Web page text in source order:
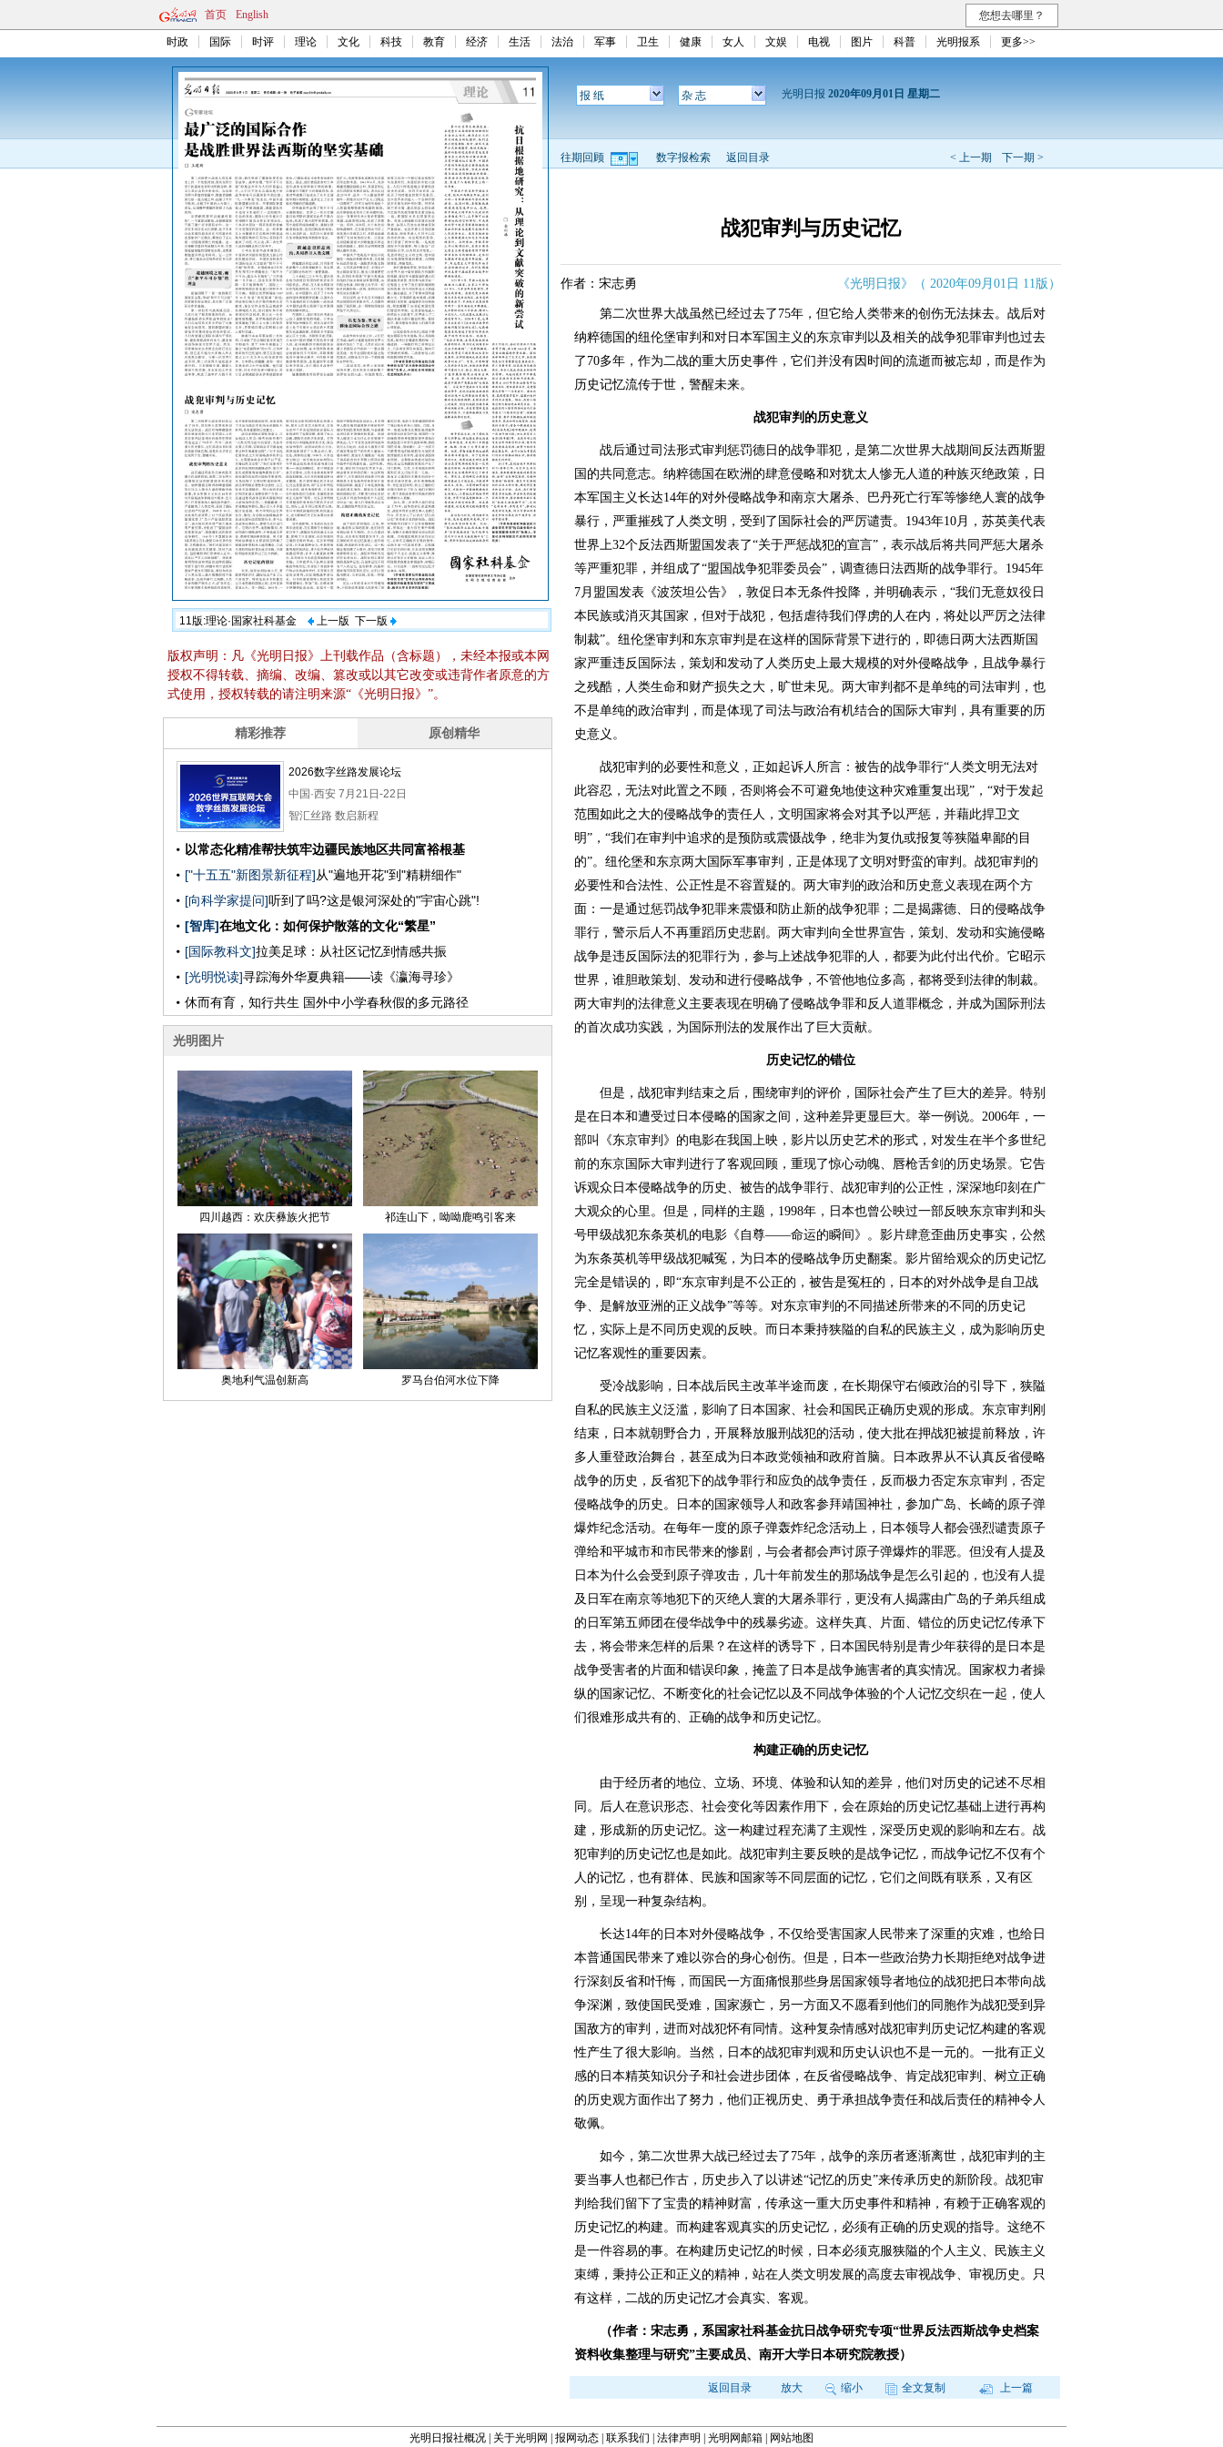
首页 English 您想去哪里？
时政 国际 时评 理论 文化 科技 教育 经济 生活 法治 军事 卫生 健康 女人 文娱 电视 图片 科普 光明报系 更多>>
11版:理论·国家社科基金 上一版 下一版
版权声明：凡《光明日报》上刊载作品（含标题），未经本报或本网
授权不得转载、摘编、改编、篡改或以其它改变或违背作者原意的方
式使用，授权转载的请注明来源“《光明日报》”。
报 纸 杂 志 光明日报 2020年09月01日 星期二
< 上一期 下一期 >
往期回顾 数字报检索 返回目录
战犯审判与历史记忆
作者：宋志勇 《光明日报》（ 2020年09月01日 11版）
第二次世界大战虽然已经过去了75年，但它给人类带来的创伤无法抹去。战后对
纳粹德国的纽伦堡审判和对日本军国主义的东京审判以及相关的战争犯罪审判也过去
了70多年，作为二战的重大历史事件，它们并没有因时间的流逝而被忘却，而是作为
历史记忆流传于世，警醒未来。
战犯审判的历史意义
战后通过司法形式审判惩罚德日的战争罪犯，是第二次世界大战期间反法西斯盟
国的共同意志。纳粹德国在欧洲的肆意侵略和对犹太人惨无人道的种族灭绝政策，日
本军国主义长达14年的对外侵略战争和南京大屠杀、巴丹死亡行军等惨绝人寰的战争
暴行，严重摧残了人类文明，受到了国际社会的严厉谴责。1943年10月，苏英美代表
世界上32个反法西斯盟国发表了“关于严惩战犯的宣言”，表示战后将共同严惩大屠杀
等严重犯罪，并组成了“盟国战争犯罪委员会”，调查德日法西斯的战争罪行。1945年
7月盟国发表《波茨坦公告》，敦促日本无条件投降，并明确表示，“我们无意奴役日
本民族或消灭其国家，但对于战犯，包括虐待我们俘虏的人在内，将处以严厉之法律
制裁”。纽伦堡审判和东京审判是在这样的国际背景下进行的，即德日两大法西斯国
家严重违反国际法，策划和发动了人类历史上最大规模的对外侵略战争，且战争暴行
之残酷，人类生命和财产损失之大，旷世未见。两大审判都不是单纯的司法审判，也
不是单纯的政治审判，而是体现了司法与政治有机结合的国际大审判，具有重要的历
史意义。
战犯审判的必要性和意义，正如起诉人所言：被告的战争罪行“人类文明无法对
此容忍，无法对此置之不顾，否则将会不可避免地使这种灾难重复出现”，“对于发起
范围如此之大的侵略战争的责任人，文明国家将会对其予以严惩，并藉此捍卫文
明”，“我们在审判中追求的是预防或震慑战争，绝非为复仇或报复等狭隘卑鄙的目
的”。纽伦堡和东京两大国际军事审判，正是体现了文明对野蛮的审判。战犯审判的
必要性和合法性、公正性是不容置疑的。两大审判的政治和历史意义表现在两个方
面：一是通过惩罚战争犯罪来震慑和防止新的战争犯罪；二是揭露德、日的侵略战争
罪行，警示后人不再重蹈历史悲剧。两大审判向全世界宣告，策划、发动和实施侵略
战争是违反国际法的犯罪行为，参与上述战争犯罪的人，都要为此付出代价。它昭示
世界，谁胆敢策划、发动和进行侵略战争，不管他地位多高，都将受到法律的制裁。
两大审判的法律意义主要表现在明确了侵略战争罪和反人道罪概念，并成为国际刑法
的首次成功实践，为国际刑法的发展作出了巨大贡献。
历史记忆的错位
但是，战犯审判结束之后，围绕审判的评价，国际社会产生了巨大的差异。特别
是在日本和遭受过日本侵略的国家之间，这种差异更显巨大。举一例说。2006年，一
部叫《东京审判》的电影在我国上映，影片以历史艺术的形式，对发生在半个多世纪
前的东京国际大审判进行了客观回顾，重现了惊心动魄、唇枪舌剑的历史场景。它告
诉观众日本侵略战争的历史、被告的战争罪行、战犯审判的公正性，深深地印刻在广
大观众的心里。但是，同样的主题，1998年，日本也曾公映过一部反映东京审判和头
号甲级战犯东条英机的电影《自尊——命运的瞬间》。影片肆意歪曲历史事实，公然
为东条英机等甲级战犯喊冤，为日本的侵略战争历史翻案。影片留给观众的历史记忆
完全是错误的，即“东京审判是不公正的，被告是冤枉的，日本的对外战争是自卫战
争、是解放亚洲的正义战争”等等。对东京审判的不同描述所带来的不同的历史记
忆，实际上是不同历史观的反映。而日本秉持狭隘的自私的民族主义，成为影响历史
记忆客观性的重要因素。
受冷战影响，日本战后民主改革半途而废，在长期保守右倾政治的引导下，狭隘
自私的民族主义泛滥，影响了日本国家、社会和国民正确历史观的形成。东京审判刚
结束，日本就朝野合力，开展释放服刑战犯的活动，使大批在押战犯被提前释放，许
多人重登政治舞台，甚至成为日本政党领袖和政府首脑。日本政界从不认真反省侵略
战争的历史，反省犯下的战争罪行和应负的战争责任，反而极力否定东京审判，否定
侵略战争的历史。日本的国家领导人和政客参拜靖国神社，参加广岛、长崎的原子弹
爆炸纪念活动。在每年一度的原子弹轰炸纪念活动上，日本领导人都会强烈谴责原子
弹给和平城市和市民带来的惨剧，与会者都会声讨原子弹爆炸的罪恶。但没有人提及
日本为什么会受到原子弹攻击，几十年前发生的那场战争是怎么引起的，也没有人提
及日军在南京等地犯下的灭绝人寰的大屠杀罪行，更没有人揭露由广岛的子弟兵组成
的日军第五师团在侵华战争中的残暴劣迹。这样失真、片面、错位的历史记忆传承下
去，将会带来怎样的后果？在这样的诱导下，日本国民特别是青少年获得的是日本是
战争受害者的片面和错误印象，掩盖了日本是战争施害者的真实情况。国家权力者操
纵的国家记忆、不断变化的社会记忆以及不同战争体验的个人记忆交织在一起，使人
们很难形成共有的、正确的战争和历史记忆。
构建正确的历史记忆
由于经历者的地位、立场、环境、体验和认知的差异，他们对历史的记述不尽相
同。后人在意识形态、社会变化等因素作用下，会在原始的历史记忆基础上进行再构
建，形成新的历史记忆。这一构建过程充满了主观性，深受历史观的影响和左右。战
犯审判的历史记忆也是如此。战犯审判主要反映的是战争记忆，而战争记忆不仅有个
人的记忆，也有群体、民族和国家等不同层面的记忆，它们之间既有联系，又有区
别，呈现一种复杂结构。
长达14年的日本对外侵略战争，不仅给受害国家人民带来了深重的灾难，也给日
本普通国民带来了难以弥合的身心创伤。但是，日本一些政治势力长期拒绝对战争进
行深刻反省和忏悔，而国民一方面痛恨那些身居国家领导者地位的战犯把日本带向战
争深渊，致使国民受难，国家濒亡，另一方面又不愿看到他们的同胞作为战犯受到异
国敌方的审判，进而对战犯怀有同情。这种复杂情感对战犯审判历史记忆构建的客观
性产生了很大影响。当然，日本的战犯审判观和历史认识也不是一元的。一批有正义
感的日本精英知识分子和社会进步团体，在反省侵略战争、肯定战犯审判、树立正确
的历史观方面作出了努力，他们正视历史、勇于承担战争责任和战后责任的精神令人
敬佩。
如今，第二次世界大战已经过去了75年，战争的亲历者逐渐离世，战犯审判的主
要当事人也都已作古，历史步入了以讲述“记忆的历史”来传承历史的新阶段。战犯审
判给我们留下了宝贵的精神财富，传承这一重大历史事件和精神，有赖于正确客观的
历史记忆的构建。而构建客观真实的历史记忆，必须有正确的历史观的指导。这绝不
是一件容易的事。在构建历史记忆的时候，日本必须克服狭隘的个人主义、民族主义
束缚，秉持公正和正义的精神，站在人类文明发展的高度去审视战争、审视历史。只
有这样，二战的历史记忆才会真实、客观。
（作者：宋志勇，系国家社科基金抗日战争研究专项“世界反法西斯战争史档案
资料收集整理与研究”主要成员、南开大学日本研究院教授）
返回目录 放大 缩小 全文复制 上一篇
光明日报社概况 关于光明网 报网动态 联系我们 法律声明 光明网邮箱 网站地图